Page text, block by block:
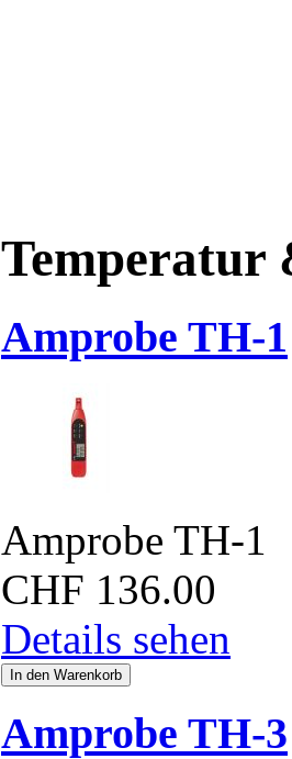
Temperatur
Amprobe TH-1
Amprobe TH-1
CHF 136.00
Details sehen
Amprobe TH-3